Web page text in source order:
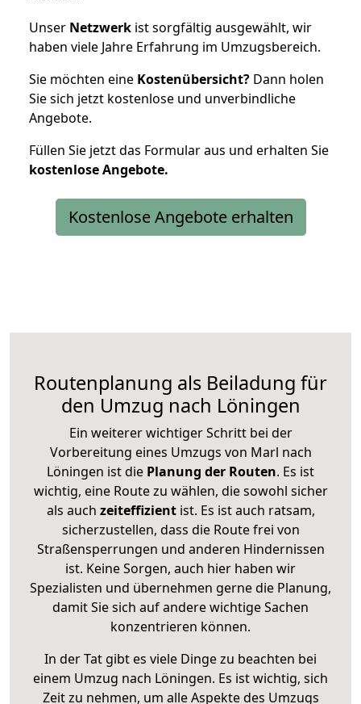
Unser Netzwerk ist sorgfältig ausgewählt, wir
haben viele Jahre Erfahrung im Umzugsbereich.
Sie möchten eine Kostenübersicht? Dann holen
Sie sich jetzt kostenlose und unverbindliche
Angebote.
Füllen Sie jetzt das Formular aus und erhalten Sie
kostenloseAngebote.
Kostenlose Angebote erhalten
Routenplanung als Beiladung für
den Umzug nach Löningen
Ein weiterer wichtiger Schritt bei der
Vorbereitung eines Umzugs von Marl nach
Löningen ist die Planung der Routen. Es ist
wichtig, eine Route zu wählen, die sowohl sicher
als auch zeiteffizientist. Es ist auch ratsam,
sicherzustellen, dass die Route frei von
Straßensperrungen und anderen Hindernissen
ist. Keine Sorgen, auch hier haben wir
Spezialisten und übernehmen gerne die Planung,
damit Sie sich auf andere wichtige Sachen
konzentrieren können.
In der Tat gibt es viele Dinge zu beachten bei
einem Umzug nach Löningen. Es ist wichtig, sich
Zeit zu nehmen, um alle Aspekte des Umzugs